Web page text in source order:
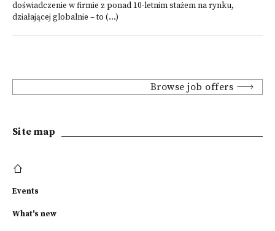
doświadczenie w firmie z ponad 10-letnim stażem na rynku,
działającej globalnie – to (...)
Browse job offers
Site map
Events
What's new